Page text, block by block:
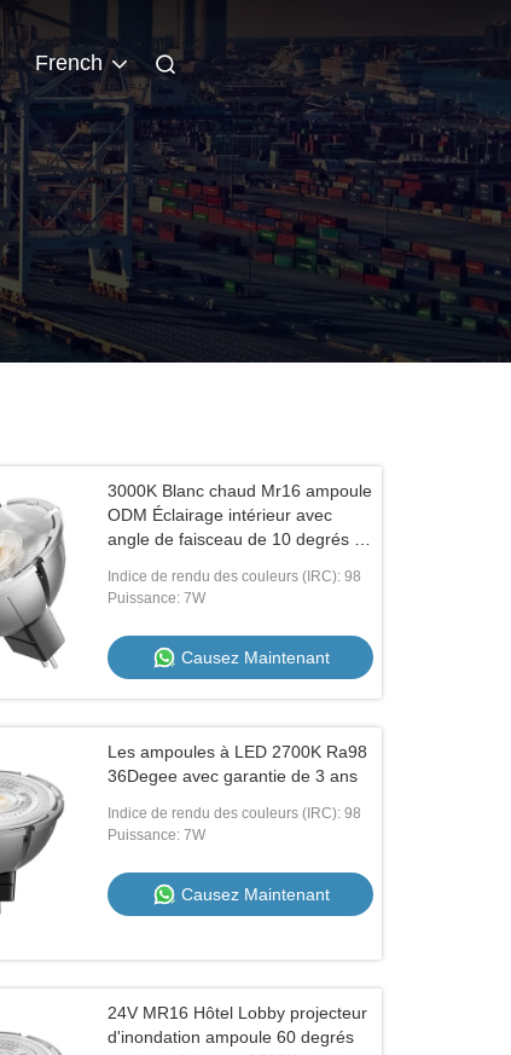
French
3000K Blanc chaud Mr16 ampoule
ODM Éclairage intérieur avec
angle de faisceau de 10 degrés et
Indice de rendu des couleurs (IRC): 98
Puissance: 7W
Causez Maintenant
Les ampoules à LED 2700K Ra98
36Degee avec garantie de 3 ans
Indice de rendu des couleurs (IRC): 98
Puissance: 7W
Causez Maintenant
24V MR16 Hôtel Lobby projecteur
d'inondation ampoule 60 degrés